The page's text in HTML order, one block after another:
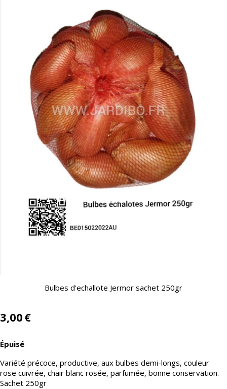
Bulbes d'echallote Jermor sachet 250gr
3,00€
Épuisé
Variété précoce, productive, aux bulbes demi-longs, couleur
rose cuivrée, chair blanc rosée, parfumée, bonne conservation.
Sachet 250gr